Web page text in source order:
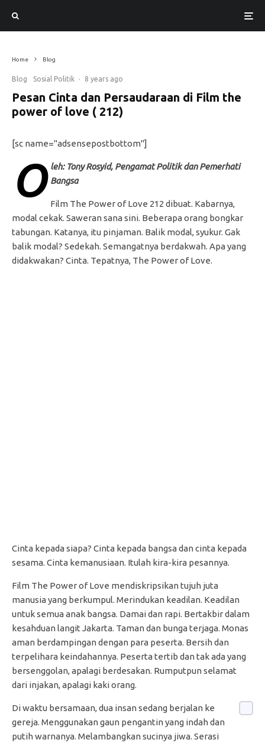
Home Blog
Blog Sosial Politik · 8 years ago
Pesan Cinta dan Persaudaraan di Film the
power of love ( 212)
[sc name="adsensepostbottom"]
O
leh: Tony Rosyid, Pengamat Politik dan Pemerhati
Bangsa
Film The Power of Love 212 dibuat. Kabarnya,
modal cekak. Saweran sana sini. Beberapa orang bongkar
tabungan. Katanya, itu pinjaman. Balik modal, syukur. Gak
balik modal? Sedekah. Semangatnya berdakwah. Apa yang
didakwakan? Cinta. Tepatnya, The Power of Love.
Cinta kepada siapa? Cinta kepada bangsa dan cinta kepada
sesama. Cinta kemanusiaan. Itulah kira-kira pesannya.
Film The Power of Love mendiskripsikan tujuh juta
manusia yang berkumpul. Merindukan keadilan. Keadilan
untuk semua anak bangsa. Damai dan rapi. Bertakbir dalam
kesahduan langit Jakarta. Taman dan bunga terjaga. Monas
aman berdampingan dengan para peserta. Bersih dan
terpelihara keindahannya. Peserta tertib dan tak ada yang
bersenggolan, apalagi berdesakan. Rumputpun selamat
dari injakan, apalagi kaki orang.
Di waktu bersamaan, dua insan sedang berjalan ke
gereja. Menggunakan gaun pengantin yang indah dan
putih warnanya. Melambangkan sucinya jiwa. Serasi